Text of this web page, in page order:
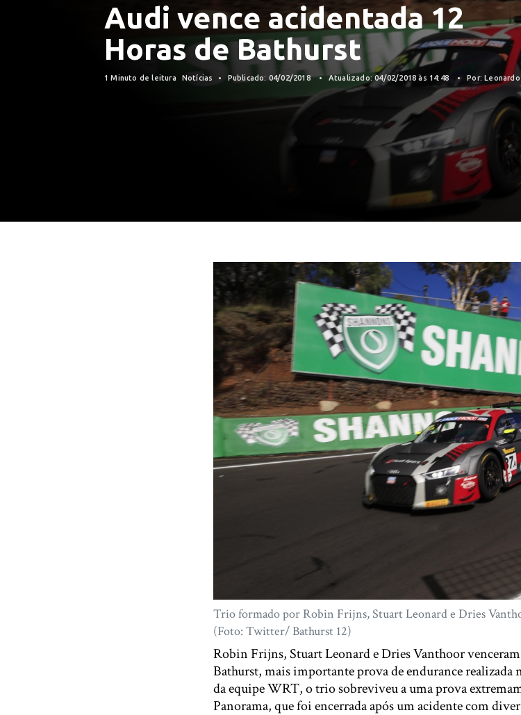
Audi vence acidentada 12
Horas de Bathurst
1 Minuto de leitura Notícias Publicado: 04/02/2018 Atualizado: 04/02/2018 às 14:48 Por:
Trio formado por Robin Frijns, Stuart Leonard e Dries
(Foto: Twitter/ Bathurst 12)
Robin Frijns, Stuart Leonard e Dries Vanthoor venceram
Bathurst, mais importante prova de endurance
da equipe WRT, o trio sobreviveu a uma prova
Panorama, que foi encerrada após um acidente com